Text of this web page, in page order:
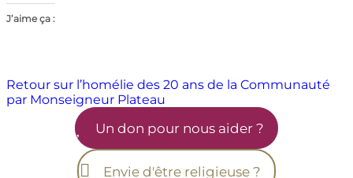
J’aime ça :
Navigation
de
Retour sur l’homélie des 20 ans de la Communauté
par Monseigneur Plateau
Un don pour nous aider ?
Envie d'être religieuse ?